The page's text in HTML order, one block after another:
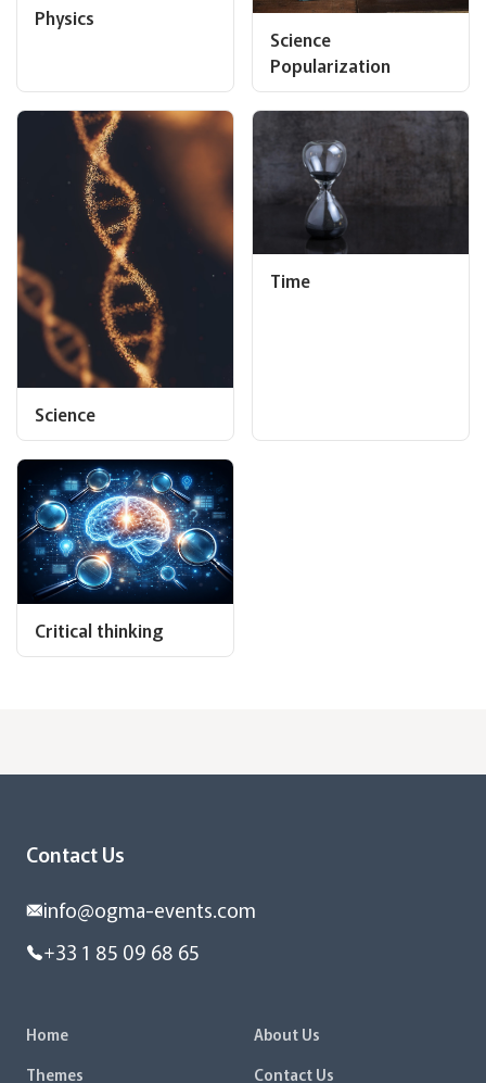
Physics
Science
Popularization
Science
Time
Critical thinking
Contact Us
info@ogma-events.com
+33 1 85 09 68 65
Home
About Us
Themes
Contact Us